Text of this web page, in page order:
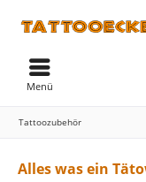
Menü
Tattoozubehör
Alles was ein